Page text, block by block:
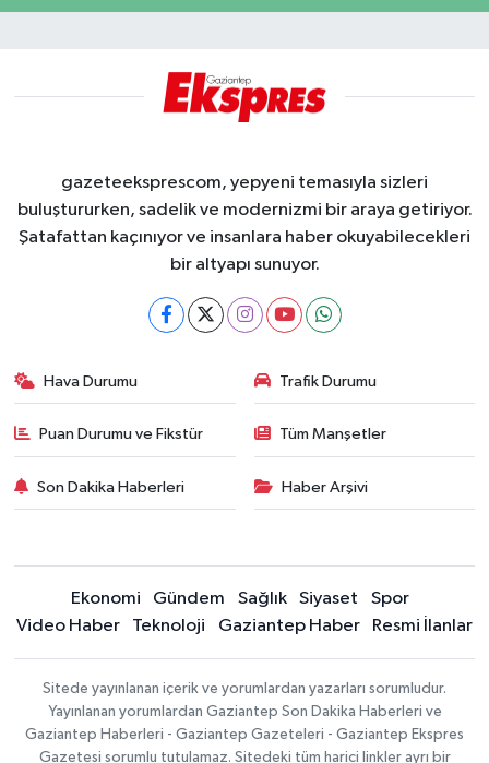
gazeteeksprescom, yepyeni temasıyla sizleri
buluştururken, sadelik ve modernizmi bir araya getiriyor.
Şatafattan kaçınıyor ve insanlara haber okuyabilecekleri
bir altyapı sunuyor.
Hava Durumu Trafik Durumu
Puan Durumu ve Fikstür Tüm Manşetler
Son Dakika Haberleri Haber Arşivi
Ekonomi Gündem Sağlık Siyaset
Spor
Video Haber
Teknoloji Gaziantep Haber Resmi İlanlar
Sitede yayınlanan içerik ve yorumlardan yazarları sorumludur.
Yayınlanan yorumlardan Gaziantep Son Dakika Haberleri ve
Gaziantep Haberleri - Gaziantep Gazeteleri - Gaziantep Ekspres
Gazetesi sorumlu tutulamaz. Sitedeki tüm harici linkler ayrı bir